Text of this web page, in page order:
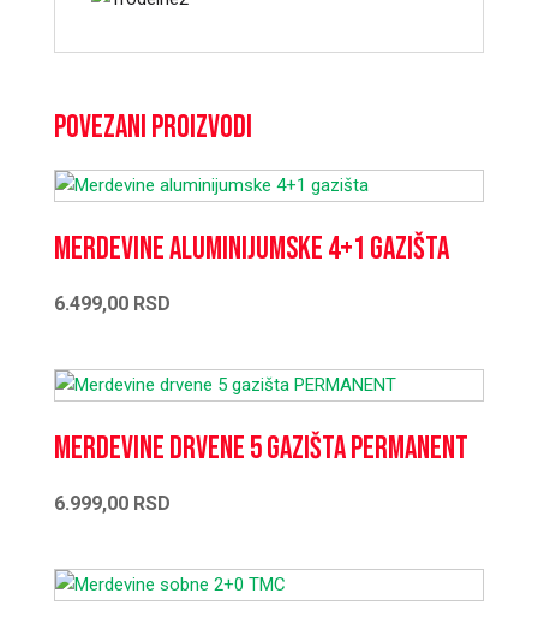
Povezani proizvodi
Merdevine aluminijumske 4+1 gazišta
6.499,00 RSD
Merdevine drvene 5 gazišta PERMANENT
6.999,00 RSD